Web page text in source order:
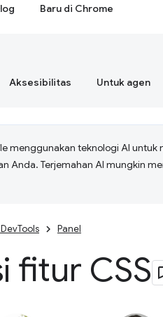
Baru di Chrome
Aksesibilitas Untuk agen
menggunakan teknologi AI untuk
Anda. Terjemahan AI mungkin
Panel
fitur CSS